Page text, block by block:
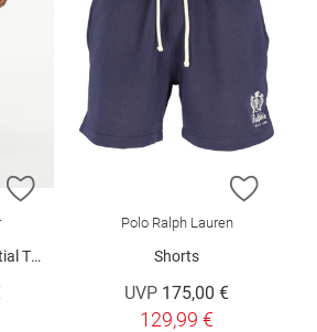
ZUR WUNSCHLISTE HINZUFÜGEN
ZUR
Polo Ralph Lauren
Shorts
UVP 175,00 €
129,99 €